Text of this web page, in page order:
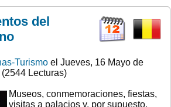
del
Turismo el Jueves, 16 Mayo de
Lecturas)
Museos, conmemoraciones, fiestas,
visitas a palacios y, por supuesto,